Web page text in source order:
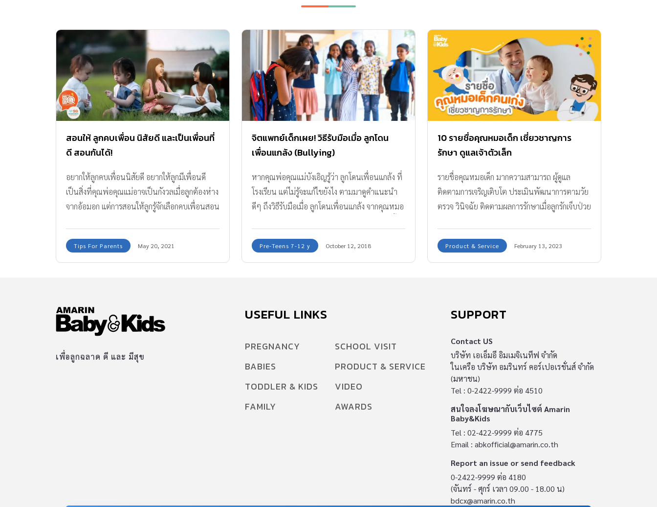
สอนให้ ลูกคบเพื่อน นิสัยดี และเป็นเพื่อนที่
ดี สอนกันได้!
อยากให้ลูกคบเพื่อนนิสัยดี อยากให้ลูกมีเพื่อนดี
เป็นสิ่งที่คุณพ่อคุณแม่อาจเป็นกังวลเมื่อลูกต้องห่าง
จากอ้อมอก แต่การสอนให้ลูกรู้จักเลือกคบเพื่อนสอน
Tips For Parents May 20, 2021
จิตแพทย์เด็กเผย! วิธีรับมือเมื่อ ลูกโดน
เพื่อนแกล้ง (Bullying)
หากคุณพ่อคุณแม่บังเอิญรู้ว่า ลูกโดนเพื่อนแกล้ง ที่
โรงเรียน แต่ไม่รู้จะแก้ไขยังไง ตามมาดูคำแนะนำ
ดีๆ ถึงวิธีรับมือเมื่อ ลูกโดนเพื่อนแกล้ง จากคุณหมอ
Pre-Teens 7-12 y October 12, 2018
10 รายชื่อคุณหมอเด็ก เชี่ยวชาญการ
รักษา ดูแลเจ้าตัวเล็ก
รายชื่อคุณหมอเด็ก มากความสามารถ ผู้ดูแล
ติดตามการเจริญเติบโต ประเมินพัฒนาการตามวัย
ตรวจ วินิจฉัย ติดตามผลการรักษาเมื่อลูกรักเจ็บป่วย
Product & Service February 13, 2023
เพื่อลูกฉลาด ดี และ มีสุข
USEFUL LINKS
PREGNANCY
BABIES
TODDLER & KIDS
FAMILY
SCHOOL VISIT
PRODUCT & SERVICE
VIDEO
AWARDS
SUPPORT
Contact US
บริษัท เอเอ็มอี อิมเมจิเนทีฟ จำกัด
ในเครือ บริษัท อมรินทร์ คอร์เปอเรชั่นส์ จำกัด
(มหาชน)
Tel : 0-2422-9999 ต่อ 4510
สนใจลงโฆษณากับเว็บไซต์ Amarin
Baby&Kids
Tel : 02-422-9999 ต่อ 4775
Email : abkofficial@amarin.co.th
Report an issue or send feedback
0-2422-9999 ต่อ 4180
(จันทร์ - ศุกร์ เวลา 09.00 - 18.00 น)
bdcx@amarin.co.th